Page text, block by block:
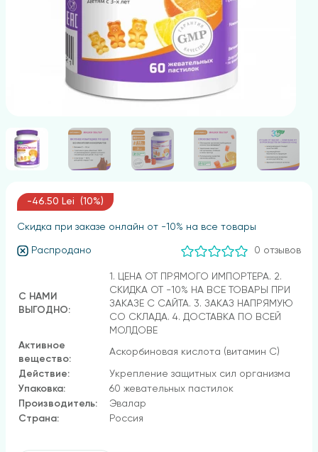
-46.50 Lei (10%)
Скидка при заказе онлайн от -10% на все товары
Распродано 0 отзывов
С НАМИ
ВЫГОДНО:
1. ЦЕНА ОТ ПРЯМОГО ИМПОРТЕРА. 2.
СКИДКА ОТ -10% НА ВСЕ ТОВАРЫ ПРИ
ЗАКАЗЕ С САЙТА. 3. ЗАКАЗ НАПРЯМУЮ
СО СКЛАДА. 4. ДОСТАВКА ПО ВСЕЙ
МОЛДОВЕ
Активное
вещество:
Аскорбиновая кислота (витамин С)
Действие:
Укрепление защитных сил организма
Упаковка:
60 жевательных пастилок
Производитель:
Эвалар
Страна:
Россия